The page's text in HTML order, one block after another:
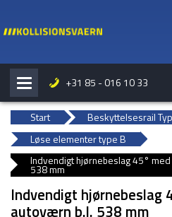
H b +31 85 - 016 10 33
Start
Beskyttelsesrail
Løse elementer type B
Indvendigt hjørnebeslag 45°
538 mm
Indvendigt hjørnebeslag
autoværn b.l. 538 mm